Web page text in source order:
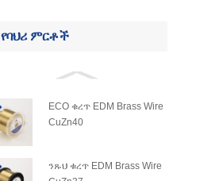
የባህሪ ምርቶች
ECO ቁረጥ EDM Brass Wire
CuZn40
ንጹህ ቁረጥ EDM Brass Wire